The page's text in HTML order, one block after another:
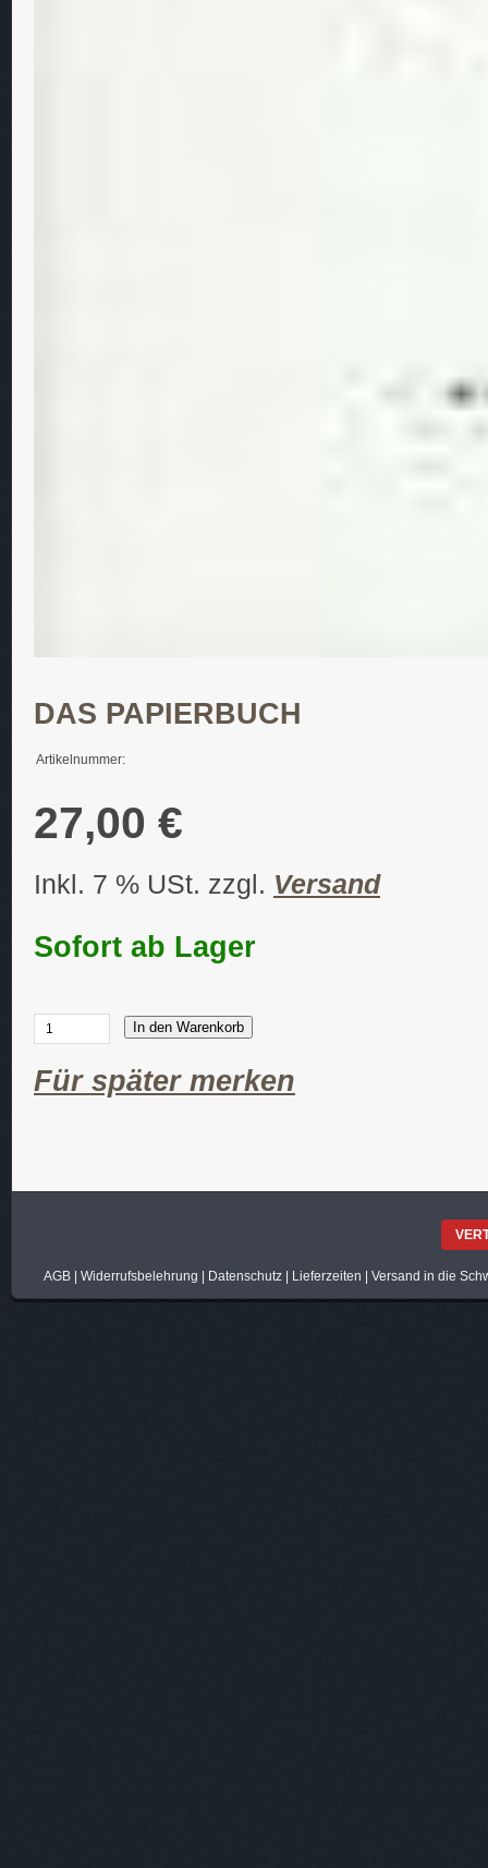
DAS PAPIERBUCH
Artikelnummer:
27,00 €
Inkl. 7 % USt. zzgl. Versand
Sofort ab Lager
In den Warenkorb
Für später merken
AGB| Widerrufsbelehrung Datenschutz| Lieferzeiten Versand in die